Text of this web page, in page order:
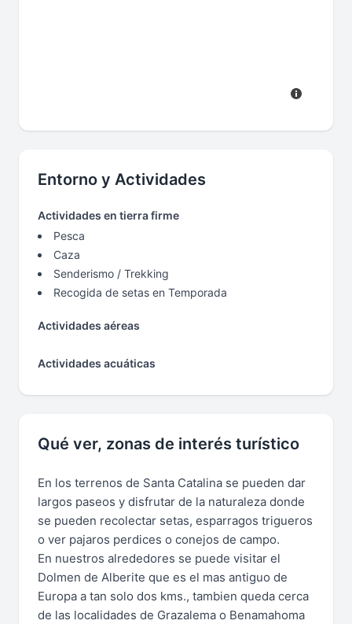
Entorno y Actividades
Actividades en tierra firme
Pesca
Caza
Senderismo / Trekking
Recogida de setas en Temporada
Actividades aéreas
Actividades acuáticas
Qué ver, zonas de interés turístico
En los terrenos de Santa Catalina se pueden dar
largos paseos y disfrutar de la naturaleza donde
se pueden recolectar setas, esparragos trigueros
o ver pajaros perdices o conejos de campo.
En nuestros alrededores se puede visitar el
Dolmen de Alberite que es el mas antiguo de
Europa a tan solo dos kms., tambien queda cerca
de las localidades de Grazalema o Benamahoma